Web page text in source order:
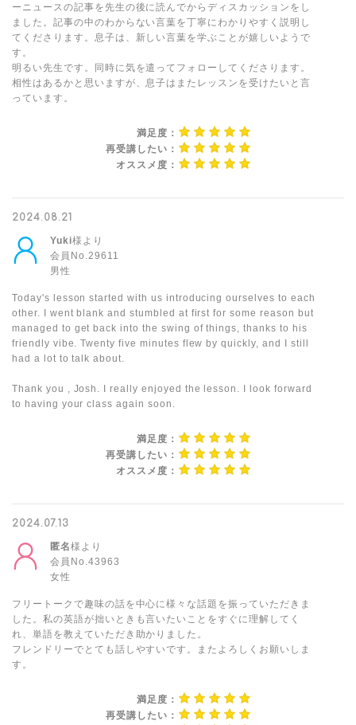
ーニュースの記事を先生の後に読んでからディスカッションをし
ました。記事の中のわからない言葉を丁寧にわかりやすく説明し
てくださります。息子は、新しい言葉を学ぶことが嬉しいようで
す。
明るい先生です。同時に気を遣ってフォローしてくださります。
相性はあるかと思いますが、息子はまたレッスンを受けたいと言
っています。
満足度：
再受講したい：
オススメ度：
2024.08.21
Yuki様より
会員No.29611
男性
Today's lesson started with us introducing ourselves to each
other. I went blank and stumbled at first for some reason but
managed to get back into the swing of things, thanks to his
friendly vibe. Twenty five minutes flew by quickly, and I still
had a lot to talk about.
Thank you , Josh. I really enjoyed the lesson. I look forward
to having your class again soon.
満足度：
再受講したい：
オススメ度：
2024.07.13
匿名様より
会員No.43963
女性
フリートークで趣味の話を中心に様々な話題を振っていただきま
した。私の英語が拙いときも言いたいことをすぐに理解してく
れ、単語を教えていただき助かりました。
フレンドリーでとても話しやすいです。またよろしくお願いしま
す。
満足度：
再受講したい：